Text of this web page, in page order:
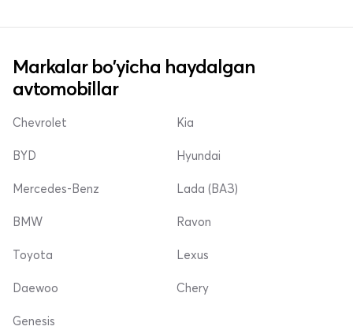
Markalar bo'yicha haydalgan
avtomobillar
Chevrolet
BYD
Mercedes-Benz
Kia
Hyundai
Lada (ВАЗ)
BMW
Toyota
Daewoo
Ravon
Lexus
Chery
Genesis